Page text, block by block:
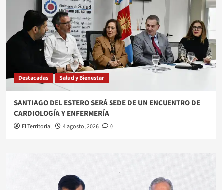
Destacadas Salud y Bienestar
SANTIAGO DEL ESTERO SERÁ SEDE DE UN ENCUENTRO DE
CARDIOLOGÍA Y ENFERMERÍA
El Territorial 4 agosto, 2026 0